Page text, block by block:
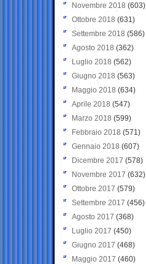
Novembre 2018 (603)
Ottobre 2018 (631)
Settembre 2018 (586)
Agosto 2018 (362)
Luglio 2018 (562)
Giugno 2018 (563)
Maggio 2018 (634)
Aprile 2018 (547)
Marzo 2018 (599)
Febbraio 2018 (571)
Gennaio 2018 (607)
Dicembre 2017 (578)
Novembre 2017 (632)
Ottobre 2017 (579)
Settembre 2017 (456)
Agosto 2017 (368)
Luglio 2017 (450)
Giugno 2017 (468)
Maggio 2017 (460)